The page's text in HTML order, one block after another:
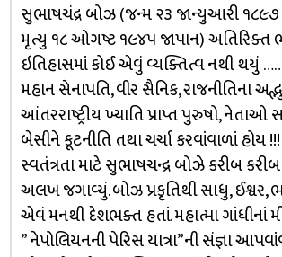
સુભાષચંદ્ર બોઝ (જન્મ ૨૩ જાન્યુઆરી
મૃત્યુ ૧૮ ઓગષ્ટ ૧૯૪૫ જાપાન) અતિરિક્ત
ઇતિહાસમાં કોઈ એવું વ્યક્તિત્વ નથી થયું
મહાન સેનાપતિ, વીર સૈનિક, રાજનીતિના
આંતરરાષ્ટ્રીય ખ્યાતિ પ્રાપ્ત પુરુષો, નેતાઓ
બેસીને કૂટનીતિ તથા ચર્ચા કરવાંવાળાં હોય
સ્વતંત્રતા માટે સુભાષચન્દ્ર બોઝે કરીબ
અલખ જગાવ્યું. બોઝ પ્રકૃતિથી સાધુ, ઈશ્વર,
એવં મનથી દેશભક્ત હતાં. મહાત્મા ગાંધીનાં
” નેપોલિયનની પેરિસ યાત્રા”ની સંજ્ઞા